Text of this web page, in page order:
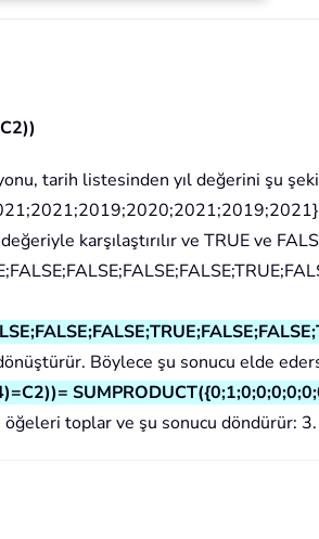
tarih listesinden yıl değerini şu
karşılaştırılır ve TRUE ve
Böylece şu sonucu elde
toplar ve şu sonucu döndürür: 3.